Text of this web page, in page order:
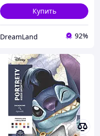
Купить
DreamLand 92%